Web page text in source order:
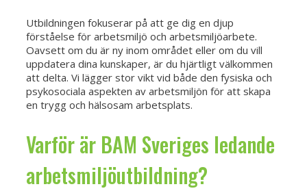
Utbildningen fokuserar på att ge dig en djup
förståelse för arbetsmiljö och arbetsmiljöarbete.
Oavsett om du är ny inom området eller om du vill
uppdatera dina kunskaper, är du hjärtligt välkommen
att delta. Vi lägger stor vikt vid både den fysiska och
psykosociala aspekten av arbetsmiljön för att skapa
en trygg och hälsosam arbetsplats.
Varför är BAM Sveriges ledande
arbetsmiljöutbildning?